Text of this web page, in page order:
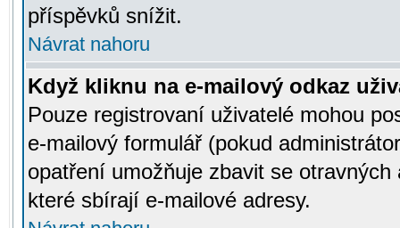
příspěvků snížit.
Návrat nahoru
Když kliknu na e-mailový odkaz
Pouze registrovaní uživatelé mohou
e-mailový formulář (pokud
opatření umožňuje zbavit se
které sbírají e-mailové adresy.